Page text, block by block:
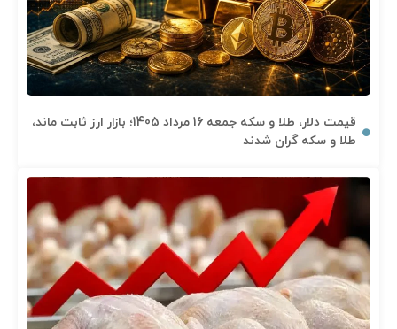
قیمت دلار، طلا و سکه جمعه 16 مرداد 1405؛ بازار ارز ثابت ماند،
طلا و سکه گران شدند